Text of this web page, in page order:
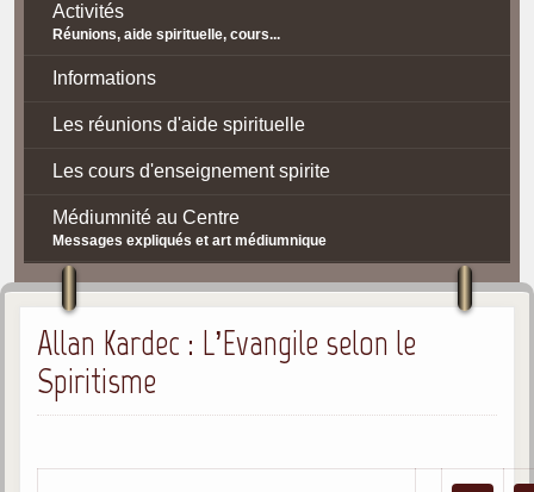
Activités
Réunions, aide spirituelle, cours...
Informations
Les réunions d'aide spirituelle
Les cours d'enseignement spirite
Médiumnité au Centre
Messages expliqués et art médiumnique
Contact / Accès
Plan d'accès
Spiritisme
Allan Kardec : L’Evangile selon le
Spiritisme